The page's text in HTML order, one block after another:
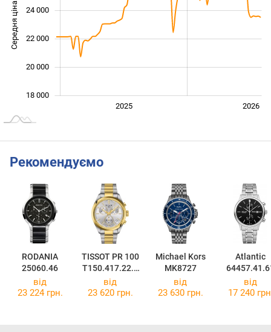
Середня ціна
18 000
20 000
22 000
24 000
2025 2026
Рекомендуємо
RODANIA
25060.46
TISSOT PR 100
T150.417.22.0
31.00
Michael Kors
MK8727
Atlantic
від
23 224 грн.
від
23 620 грн.
від
23 630 грн.
від
17 240